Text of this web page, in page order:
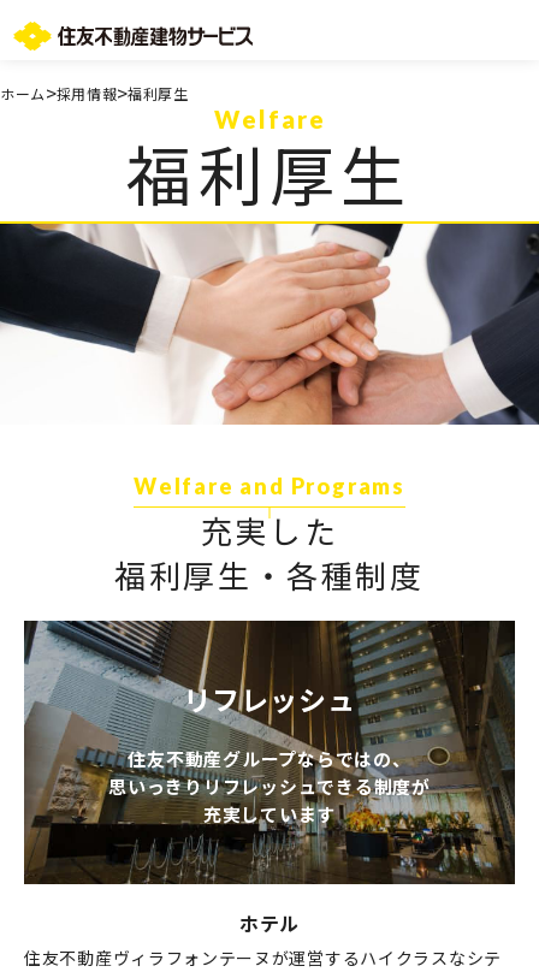
ご所有・お住まいの皆様
会社情報
採用情報
住友不動産グループのサービス
不動産仲介会社様
ST-マンション管理WEBサービス
よくあるご質問
お問い合わせ総合窓口
ニュースリリース/お知らせ一覧
情報セキュリティ基本方針
一般事業主行動計画
パートナーシップ構築宣言
マルチステークホルダー方針
カスタマーハラスメントに対する基本方針
ホーム>採用情報>福利厚生
Welfare
福利厚生
Welfare and Programs
充実した
福利厚生・各種制度
リフレッシュ
住友不動産グループならではの、
思いっきりリフレッシュできる制度が
充実しています
ホテル
住友不動産ヴィラフォンテーヌが運営するハイクラスなシテ